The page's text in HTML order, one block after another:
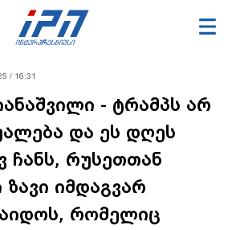
/ 16:31
- ტრამპს არ
და ეს დღეს
რუსეთთან
იმდაგვარ
რომელიც